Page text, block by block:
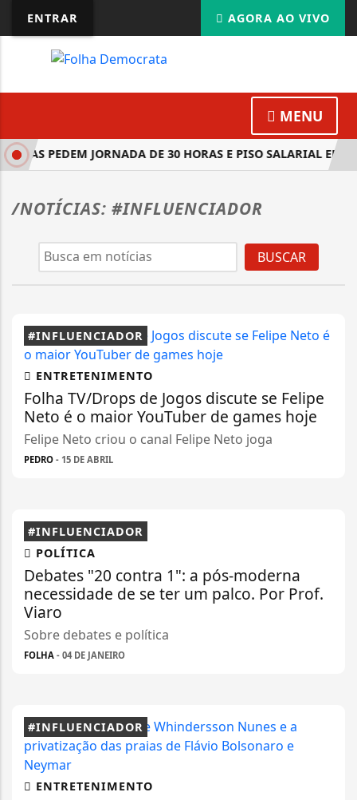
ENTRAR AGORA AO VIVO
MENU
PEDEM JORNADA DE 30 HORAS E PISO SALARIAL EM
/NOTÍCIAS: #INFLUENCIADOR
BUSCAR
#INFLUENCIADOR
ENTRETENIMENTO
Folha TV/Drops de Jogos discute se Felipe
Neto é o maior YouTuber de games hoje
Felipe Neto criou o canal Felipe Neto joga
PEDRO - 15 DE ABRIL
#INFLUENCIADOR
POLÍTICA
Debates "20 contra 1": a pós-moderna
necessidade de se ter um palco. Por Prof.
Viaro
Sobre debates e política
FOLHA - 04 DE JANEIRO
#INFLUENCIADOR
ENTRETENIMENTO